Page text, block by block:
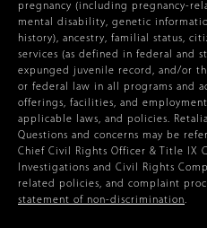
pregnancy (including pregnancy-
mental disability, genetic
history), ancestry, familial status,
services (as defined in federal and
expunged juvenile record, and/or
or federal law in all programs and
offerings, facilities, and
applicable laws, and policies.
Questions and concerns may be
Chief Civil Rights Officer & Title IX
Investigations and Civil Rights
related policies, and complaint
statement of non-discrimination.